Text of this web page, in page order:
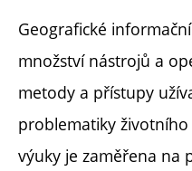
Geografické
množství nástrojů a
metody a přístupy
problematiky
výuky je zaměřena na